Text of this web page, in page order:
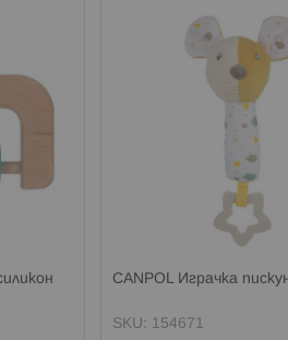
CANPOL Играчка
SKU: 154671